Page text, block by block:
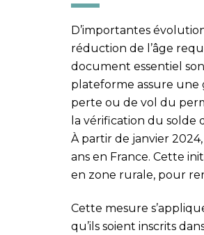
D’importantes
réduction de l’âge
document essentiel
plateforme assure une
perte ou de vol du
la vérification du solde
À partir de janvier 2024,
ans en France. Cette
en zone rurale, pour
Cette mesure
qu’ils soient inscrits